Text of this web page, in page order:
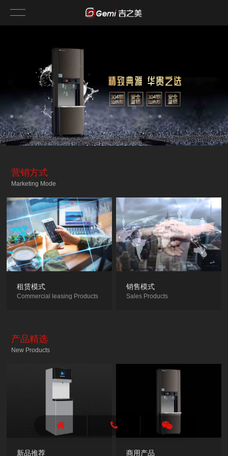
营销方式
Marketing Mode
租赁模式
Commercial leasing Products
销售模式
Sales Products
产品精选
New Products
新品推荐 商用产品